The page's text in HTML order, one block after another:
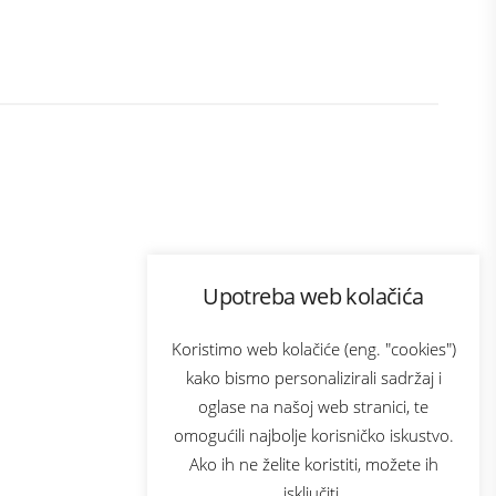
Upotreba web kolačića
Koristimo web kolačiće (eng. "cookies")
kako bismo personalizirali sadržaj i
oglase na našoj web stranici, te
omogućili najbolje korisničko iskustvo.
Ako ih ne želite koristiti, možete ih
Bonus plus
Prijava za newsletter